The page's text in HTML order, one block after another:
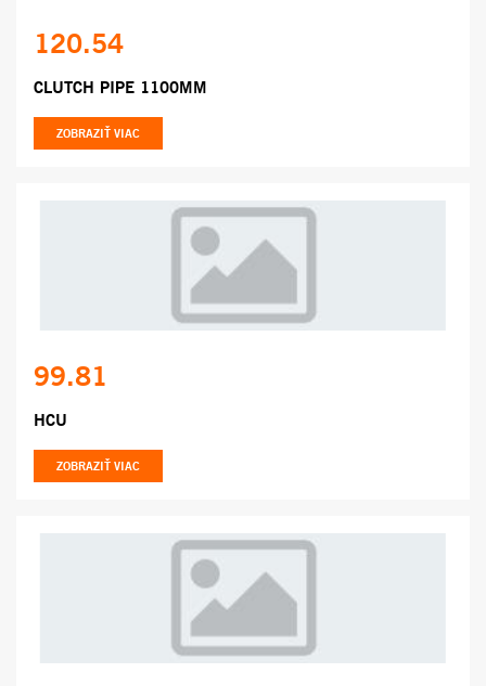
120.54
CLUTCH PIPE 1100MM
ZOBRAZIŤ VIAC
99.81
HCU
ZOBRAZIŤ VIAC